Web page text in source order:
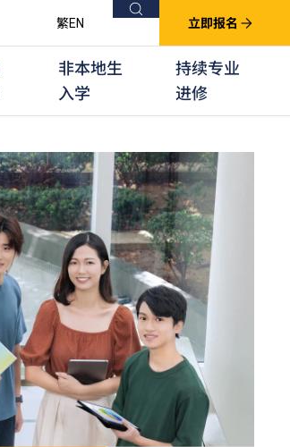
繁EN 搜索 立即报名
非本地生
入学
持续专业
进修